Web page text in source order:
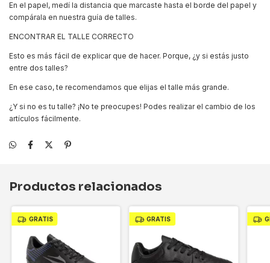
En el papel, medí la distancia que marcaste hasta el borde del papel y
compárala en nuestra guía de talles.
ENCONTRAR EL TALLE CORRECTO
Esto es más fácil de explicar que de hacer. Porque, ¿y si estás justo
entre dos talles?
En ese caso, te recomendamos que elijas el talle más grande.
¿Y si no es tu talle? ¡No te preocupes! Podes realizar el cambio de los
artículos fácilmente.
Productos relacionados
GRATIS GRATIS